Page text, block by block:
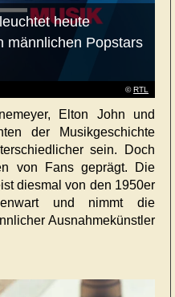
© RTL
heute
männlichen Popstars
Elton John und
der Musikgeschichte
sein. Doch
von Fans geprägt. Die
diesmal von den 1950er
und nimmt die
Ausnahmekünstler